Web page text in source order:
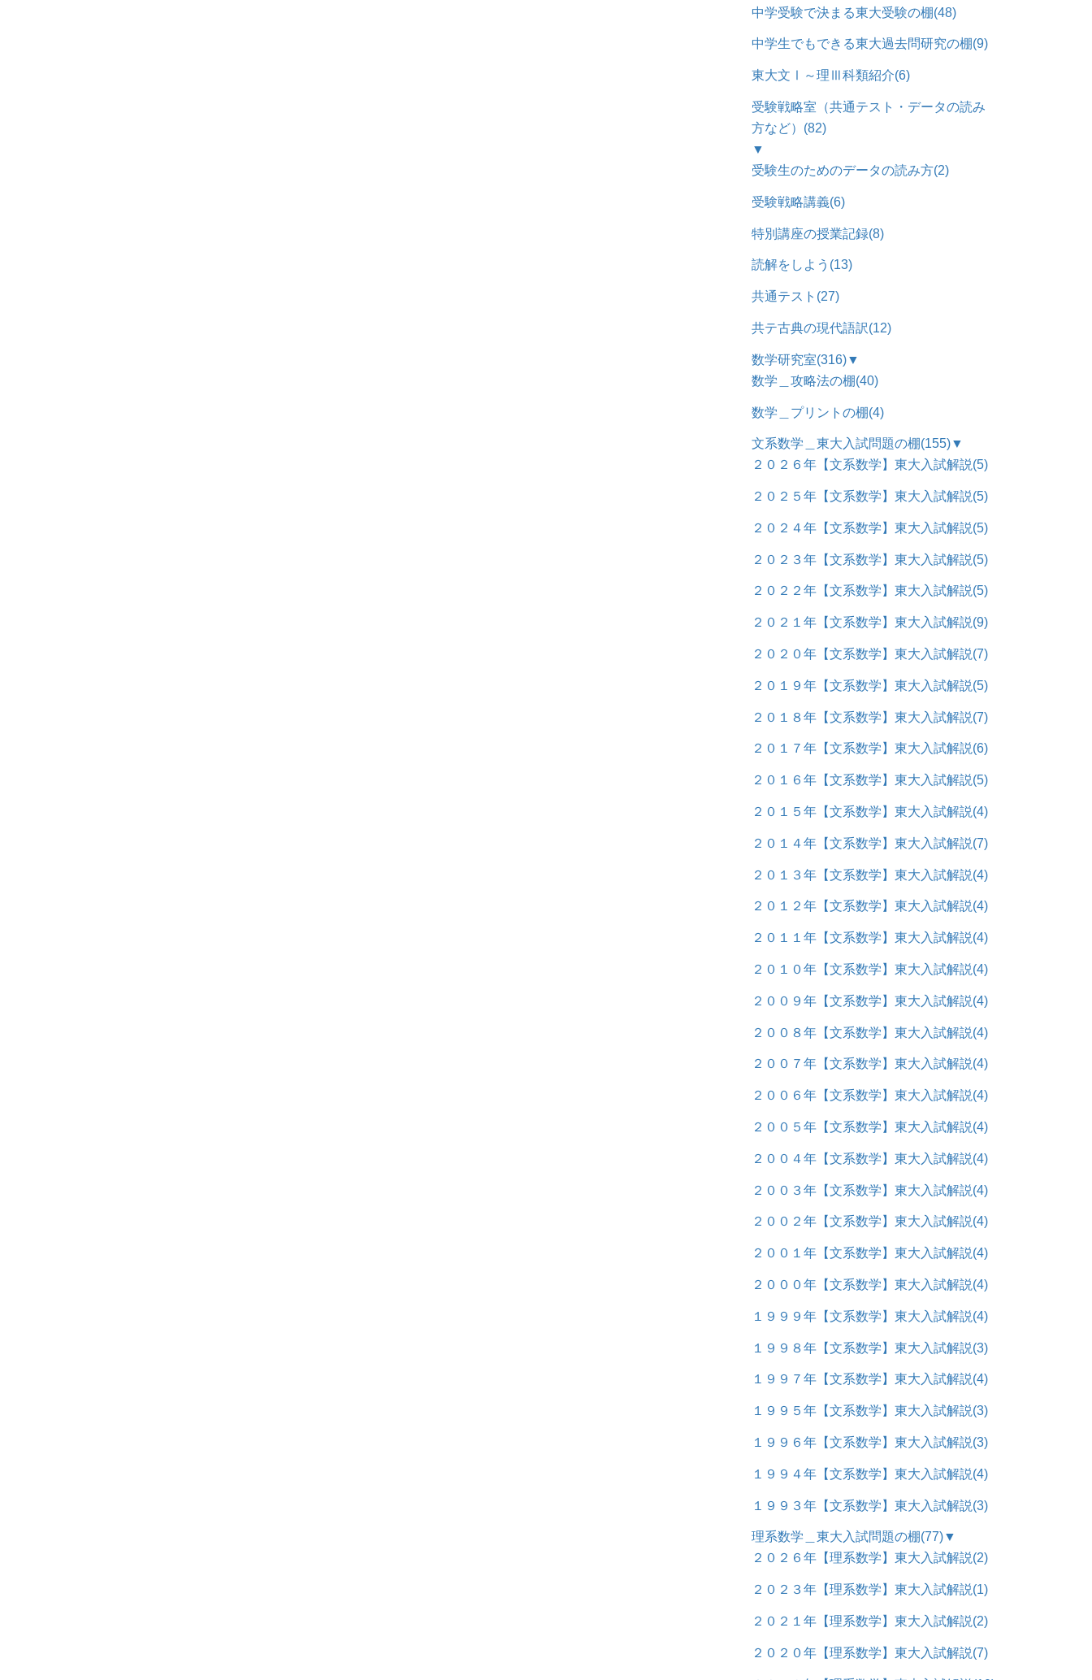
中学受験で決まる東大受験の棚(48)
中学生でもできる東大過去問研究の棚(9)
東大文Ⅰ～理Ⅲ科類紹介(6)
受験戦略室（共通テスト・データの読み
方など） (82)
▼
受験生のためのデータの読み方(2)
受験戦略講義(6)
特別講座の授業記録(8)
読解をしよう (13)
共通テスト (27)
共テ古典の現代語訳(12)
数学研究室(316)▼
数学＿攻略法の棚(40)
数学＿プリントの棚(4)
文系数学＿東大入試問題の棚(155)▼
２０２６年【文系数学】東大入試解説(5)
２０２５年【文系数学】東大入試解説(5)
２０２４年【文系数学】東大入試解説(5)
２０２３年【文系数学】東大入試解説(5)
２０２２年【文系数学】東大入試解説(5)
２０２１年【文系数学】東大入試解説(9)
２０２０年【文系数学】東大入試解説(7)
２０１９年【文系数学】東大入試解説(5)
２０１８年【文系数学】東大入試解説(7)
２０１７年【文系数学】東大入試解説(6)
２０１６年【文系数学】東大入試解説(5)
２０１５年【文系数学】東大入試解説(4)
２０１４年【文系数学】東大入試解説(7)
２０１３年【文系数学】東大入試解説(4)
２０１２年【文系数学】東大入試解説(4)
２０１１年【文系数学】東大入試解説(4)
２０１０年【文系数学】東大入試解説(4)
２００９年【文系数学】東大入試解説(4)
２００８年【文系数学】東大入試解説(4)
２００７年【文系数学】東大入試解説(4)
２００６年【文系数学】東大入試解説(4)
２００５年【文系数学】東大入試解説(4)
２００４年【文系数学】東大入試解説(4)
２００３年【文系数学】東大入試解説(4)
２００２年【文系数学】東大入試解説(4)
２００１年【文系数学】東大入試解説(4)
２０００年【文系数学】東大入試解説(4)
１９９９年【文系数学】東大入試解説(4)
１９９８年【文系数学】東大入試解説(3)
１９９７年【文系数学】東大入試解説(4)
１９９５年【文系数学】東大入試解説(3)
１９９６年【文系数学】東大入試解説(3)
１９９４年【文系数学】東大入試解説(4)
１９９３年【文系数学】東大入試解説(3)
理系数学＿東大入試問題の棚(77)▼
２０２６年【理系数学】東大入試解説(2)
２０２３年【理系数学】東大入試解説(1)
２０２１年【理系数学】東大入試解説(2)
２０２０年【理系数学】東大入試解説(7)